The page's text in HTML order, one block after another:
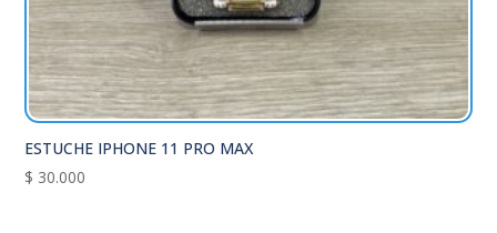
ESTUCHE IPHONE 11 PRO MAX
$ 30.000